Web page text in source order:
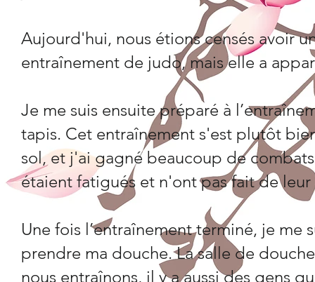
Aujourd'hui, nous étions censés avoir
entraînement de judo, mais elle a
Je me suis ensuite préparé à
tapis. Cet entraînement s'est plutôt
sol, et j'ai gagné beaucoup de
étaient fatigués et n'ont pas fait de
Une fois l’entraînement terminé, je
prendre ma douche. La salle de
nous entraînons, il y a aussi des gens